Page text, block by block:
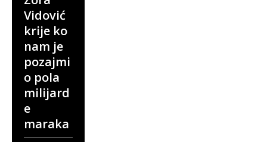
Vidović
krije ko
nam je
pozajmi
o pola
milijard
e
maraka